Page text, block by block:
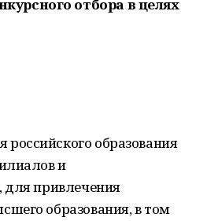
отбора в целях
образования
и
для привлечения
образования, в том